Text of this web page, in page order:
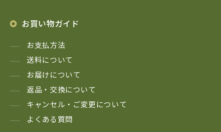
お買い物ガイド
お支払方法
送料について
お届けについて
返品・交換について
キャンセル・ご変更について
よくある質問